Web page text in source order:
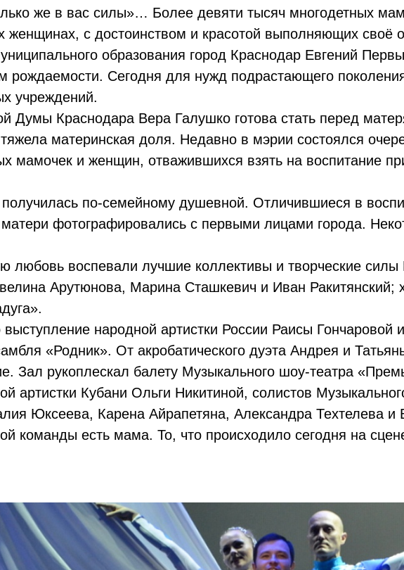
же в вас силы»… Более девяти тысяч многодетных
с достоинством и красотой выполняющих своё
образования город Краснодар Евгений
рождаемости. Сегодня для нужд подрастающего
учреждений.
Думы Краснодара Вера Галушко готова стать перед
материнская доля. Недавно в мэрии состоялся
мамочек и женщин, отважившихся взять на воспитание
по-семейному душевной. Отличившиеся в
фотографировались с первыми лицами города.
любовь воспевали лучшие коллективы и творческие
Арутюнова, Марина Сташкевич и Иван Ракитянский;
народной артистки России Раисы Гончаровой
«Родник». От акробатического дуэта Андрея и
Зал рукоплескал балету Музыкального шоу-театра
артистки Кубани Ольги Никитиной, солистов
Юксеева, Карена Айрапетяна, Александра Техтелева
команды есть мама. То, что происходило сегодня на